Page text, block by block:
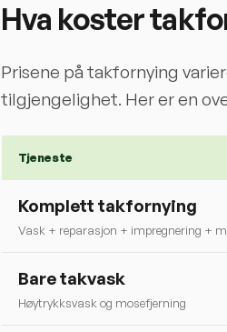
Hva koster
Prisene på takfornying
tilgjengelighet. Her er en
Tjeneste
Komplett takfornying
Vask + reparasjon + impregnering +
Bare takvask
Høytrykksvask og mosefjerning